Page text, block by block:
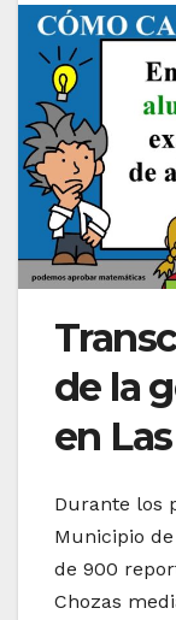
de la
en
Durante los
Municipio
de 900
Chozas